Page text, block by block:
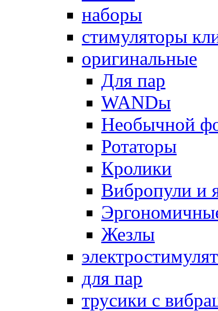
наборы
стимуляторы
оригинальные
Для пар
WANDы
Необычной
Ротаторы
Кролики
Вибропули и
Жезлы
для пар
трусики с